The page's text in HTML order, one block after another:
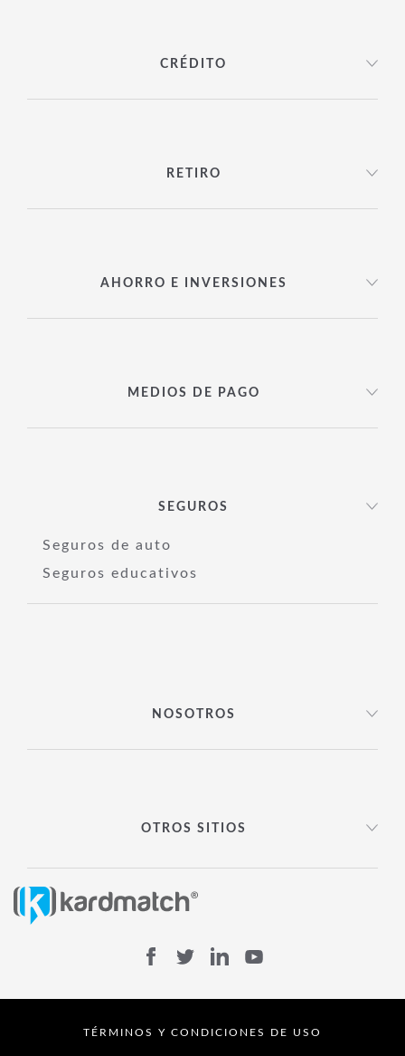
CRÉDITO
RETIRO
AHORRO E INVERSIONES
MEDIOS DE PAGO
SEGUROS
Seguros de auto
Seguros educativos
NOSOTROS
OTROS SITIOS
TÉRMINOS Y CONDICIONES DE USO